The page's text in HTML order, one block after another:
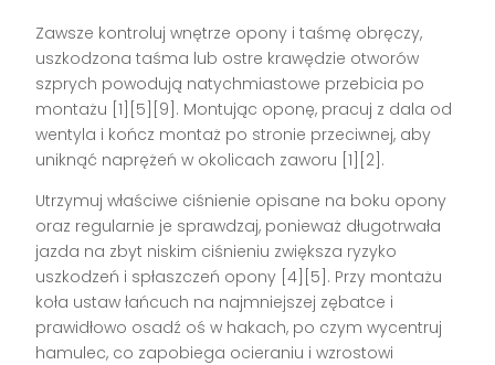
Zawsze kontroluj wnętrze opony i taśmę obręczy,
uszkodzona taśma lub ostre krawędzie otworów
szprych powodują natychmiastowe przebicia po
montażu [1][5][9]. Montując oponę, pracuj z dala od
wentyla i kończ montaż po stronie przeciwnej, aby
uniknąć naprężeń w okolicach zaworu [1][2].
Utrzymuj właściwe ciśnienie opisane na boku opony
oraz regularnie je sprawdzaj, ponieważ długotrwała
jazda na zbyt niskim ciśnieniu zwiększa ryzyko
uszkodzeń i spłaszczeń opony [4][5]. Przy montażu
koła ustaw łańcuch na najmniejszej zębatce i
prawidłowo osadź oś w hakach, po czym wycentruj
hamulec, co zapobiega ocieraniu i wzrostowi